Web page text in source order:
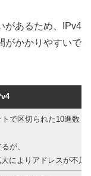
があるため、IPv4
がかかりやすいで
で区切られた10進数
が、
によりアドレスが不足